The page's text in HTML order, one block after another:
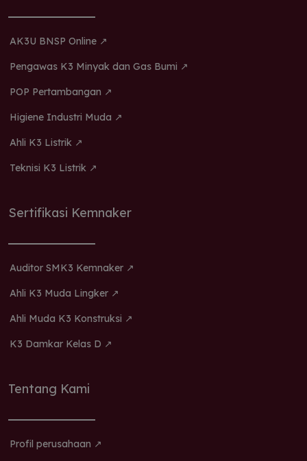
AK3U BNSP Online ↗
Pengawas K3 Minyak dan Gas Bumi ↗
POP Pertambangan ↗
Higiene Industri Muda ↗
Ahli K3 Listrik ↗
Teknisi K3 Listrik ↗
Sertifikasi Kemnaker
Auditor SMK3 Kemnaker ↗
Ahli K3 Muda Lingker ↗
Ahli Muda K3 Konstruksi ↗
K3 Damkar Kelas D ↗
Tentang Kami
Profil perusahaan ↗